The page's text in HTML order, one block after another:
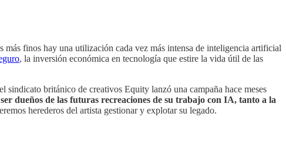
finos hay una utilización cada vez más intensa de inteligencia artificial
, la inversión económica en tecnología que estire la vida útil de las
británico de creativos Equity lanzó una campaña hace meses
dueños de las futuras recreaciones de su trabajo con IA, tanto a la
herederos del artista gestionar y explotar su legado.